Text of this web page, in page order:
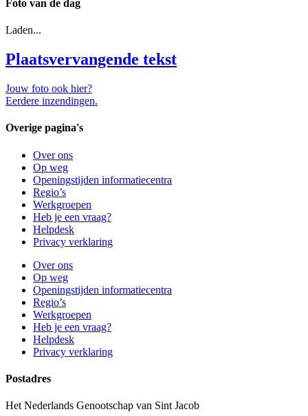
Foto van de dag
Laden...
Plaatsvervangende tekst
Jouw foto ook hier?
Eerdere inzendingen.
Overige pagina's
Over ons
Op weg
Openingstijden informatiecentra
Regio’s
Werkgroepen
Heb je een vraag?
Helpdesk
Privacy verklaring
Over ons
Op weg
Openingstijden informatiecentra
Regio’s
Werkgroepen
Heb je een vraag?
Helpdesk
Privacy verklaring
Postadres
Het Nederlands Genootschap van Sint Jacob